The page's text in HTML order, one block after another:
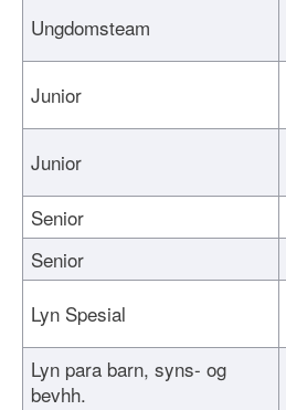
Ungdomsteam
Junior
Junior
Senior
Senior
Lyn Spesial
Lyn para barn, syns- og
bevhh.